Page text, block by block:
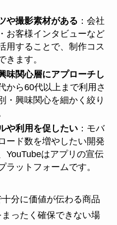
や撮影素材がある ：会社
お客様インタビューなど
用することで、制作コス
きます。
味関心層にアプローチし
から60代以上まで利用さ
・興味関心を細かく絞り
や利用を促したい：モバ
ード数を増やしたい開発
YouTubeはアプリの宣伝
ラットフォームです。
分に価値が伝わる商品
ったく確保できない場